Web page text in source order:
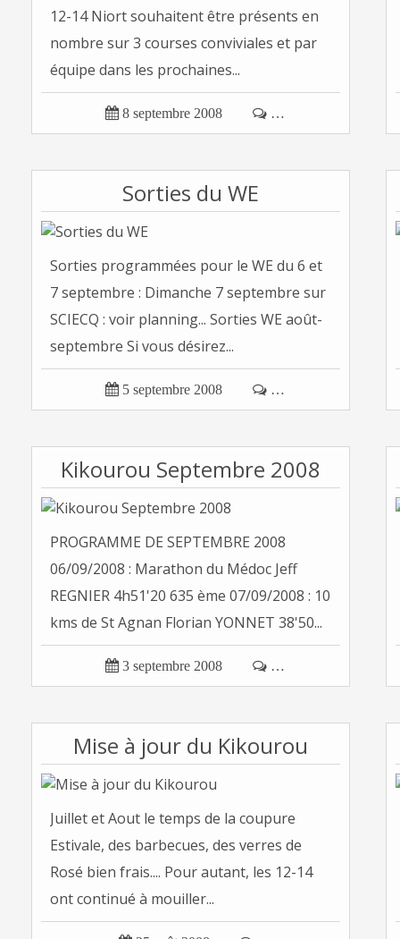
12-14 Niort souhaitent être présents en
nombre sur 3 courses conviviales et par
équipe dans les prochaines...
 8 septembre 2008  …
Sorties du WE
Sorties programmées pour le WE du 6 et
7 septembre : Dimanche 7 septembre sur
SCIECQ : voir planning... Sorties WE août-
septembre Si vous désirez...
 5 septembre 2008  …
Kikourou Septembre 2008
PROGRAMME DE SEPTEMBRE 2008
06/09/2008 : Marathon du Médoc Jeff
REGNIER 4h51'20 635 ème 07/09/2008 : 10
kms de St Agnan Florian YONNET 38'50...
 3 septembre 2008  …
Mise à jour du Kikourou
Juillet et Aout le temps de la coupure
Estivale, des barbecues, des verres de
Rosé bien frais.... Pour autant, les 12-14
ont continué à mouiller...